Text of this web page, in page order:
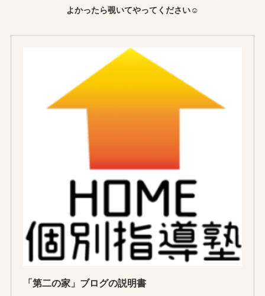
よかったら覗いてやってください☺︎
「第二の家」ブログの説明書